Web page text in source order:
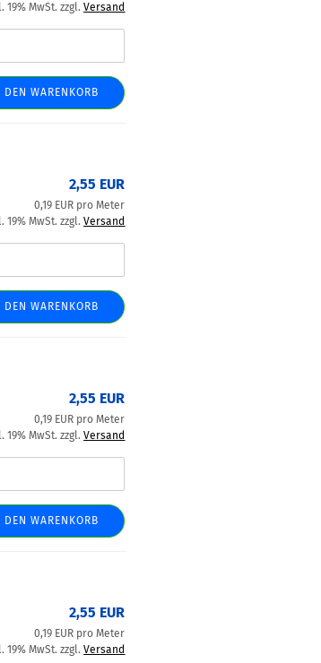
19% MwSt. zzgl.Versand
DEN WARENKORB
2,55 EUR
0,19 EUR pro Meter
19% MwSt. zzgl.Versand
DEN WARENKORB
2,55 EUR
0,19 EUR pro Meter
19% MwSt. zzgl.Versand
DEN WARENKORB
2,55 EUR
0,19 EUR pro Meter
19% MwSt. zzgl.Versand